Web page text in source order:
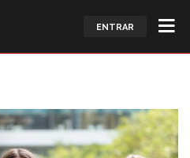
ENTRAR